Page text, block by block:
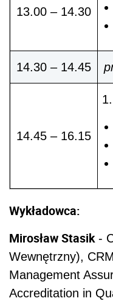
13.00 – 14.30
14.30 – 14.45
14.45 – 16.15
Wykładowca:
Mirosław Stasik-
Wewnętrzny),
Management
Accreditation in